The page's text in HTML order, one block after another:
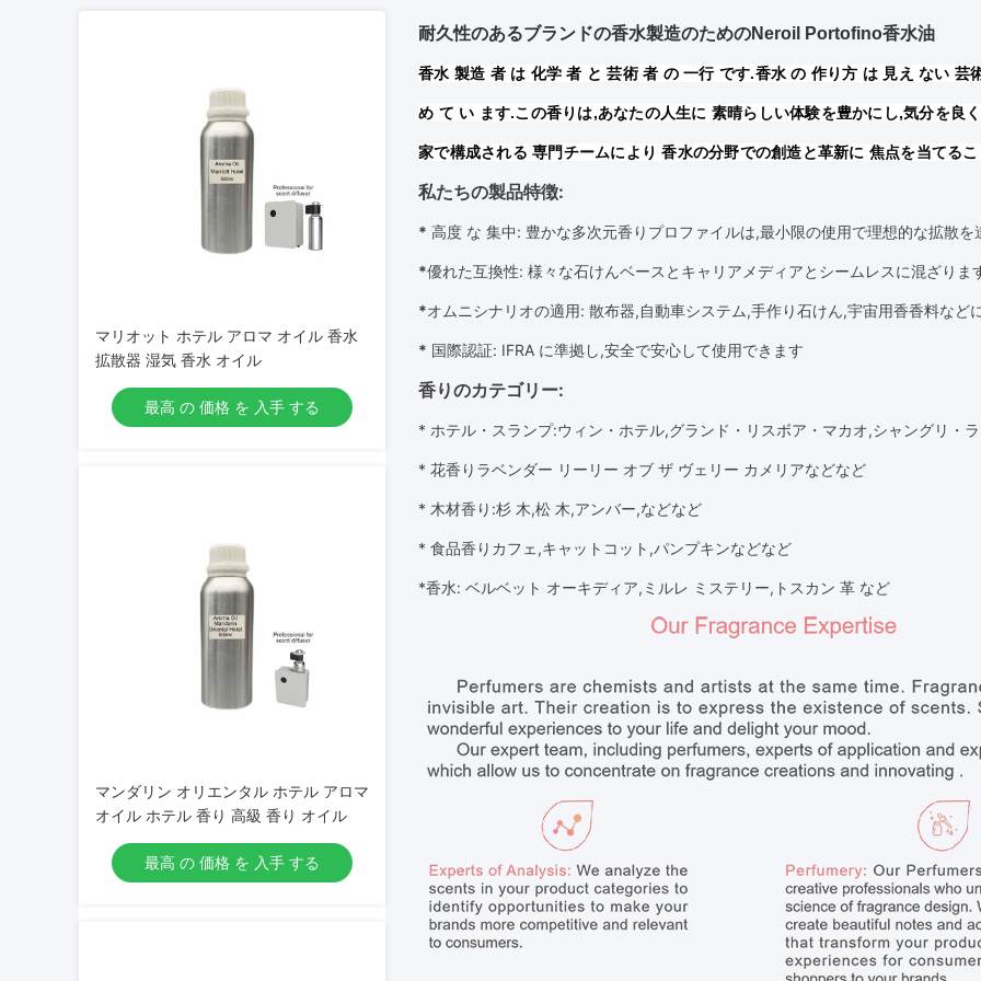
マリオット ホテル アロマ オイル 香水
拡散器 湿気 香水 オイル
最高 の 価格 を 入手 する
マンダリン オリエンタル ホテル アロマ
オイル ホテル 香り 高級 香り オイル
最高 の 価格 を 入手 する
耐久性のあるブランドの香水製造のためのNeroil Portofino香水油
香水 製造 者 は 化学 者 と 芸術 者 の 一行 です.香水 の 作り方 は 見え ない
め て い ます.この香りは,あなたの人生に 素晴らしい体験を豊かにし,気分を良
家で構成される 専門チームにより 香水の分野での創造と革新に 焦点を当てる
私たちの製品特徴:
* 高度 な 集中: 豊かな多次元香りプロファイルは,最小限の使用で理想的な拡散を
*優れた互換性: 様々な石けんベースとキャリアメディアとシームレスに混ざりま
*オムニシナリオの適用: 散布器,自動車システム,手作り石けん,宇宙用香香料など
* 国際認証: IFRA に準拠し,安全で安心して使用できます
香りのカテゴリー:
* ホテル・スランプ:ウィン・ホテル,グランド・リスボア・マカオ,シャングリ・
* 花香り ラベンダー リーリー オブ ザ ヴェリー カメリアなどなど
* 木材香り :杉 木,松 木,アンバー,などなど
* 食品香り カフェ,キャットコット,パンプキンなどなど
*香水: ベルベット オーキディア,ミルレ ミステリー,トスカン 革 など